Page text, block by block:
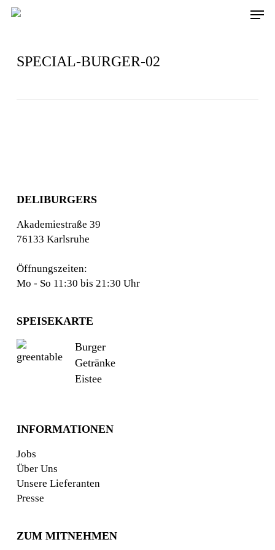
Skip
Menu
SPECIAL-BURGER-02
DELIBURGERS
Akademiestraße 39
76133 Karlsruhe
Öffnungszeiten:
Mo - So 11:30 bis 21:30 Uhr
SPEISEKARTE
Burger
Getränke
Eistee
INFORMATIONEN
Jobs
Über Uns
Unsere Lieferanten
Presse
ZUM MITNEHMEN